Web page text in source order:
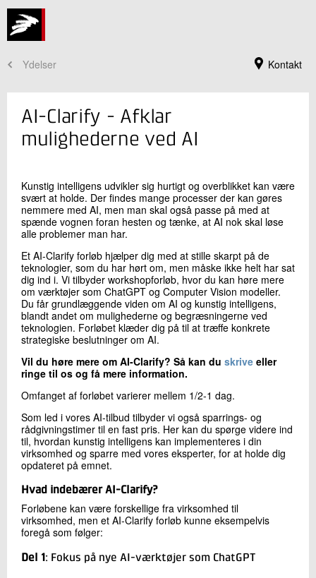
Kontakt
Ydelser
Jeg er din kontaktperson
Nicolai Fog Hansen
Sektionsleder
Landbrug og Digitalisering
+45 72 20 15 33
Send e-mail
LinkedIn
Skriv til mig
AI-Clarify - Afklar
mulighederne ved AI
Kunstig intelligens udvikler sig hurtigt og overblikket kan være
svært at holde. Der findes mange processer der kan gøres
nemmere med AI, men man skal også passe på med at
spænde vognen foran hesten og tænke, at AI nok skal løse
alle problemer man har.
Et AI-Clarify forløb hjælper dig med at stille skarpt på de
teknologier, som du har hørt om, men måske ikke helt har sat
dig ind i. Vi tilbyder workshopforløb, hvor du kan høre mere
om værktøjer som ChatGPT og Computer Vision modeller.
Du får grundlæggende viden om AI og kunstig intelligens,
blandt andet om mulighederne og begræsningerne ved
teknologien. Forløbet klæder dig på til at træffe konkrete
strategiske beslutninger om AI.
Vil du høre mere om AI-Clarify? Så kan du skrive eller
ringe til os og få mere information.
Omfanget af forløbet varierer mellem 1/2-1 dag.
Som led i vores AI-tilbud tilbyder vi også sparrings- og
rådgivningstimer til en fast pris. Her kan du spørge videre ind
til, hvordan kunstig intelligens kan implementeres i din
virksomhed og sparre med vores eksperter, for at holde dig
opdateret på emnet.
Hvad indebærer AI-Clarify?
Forløbene kan være forskellige fra virksomhed til
virksomhed, men et AI-Clarify forløb kunne eksempelvis
foregå som følger:
Del 1 : Fokus på nye AI-værktøjer som ChatGPT